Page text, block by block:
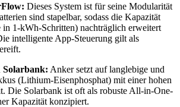
Dieses System ist für seine Modularität
sind stapelbar, sodass die Kapazität
in 1-kWh-Schritten) nachträglich erweitert
intelligente App-Steuerung gilt als
Anker setzt auf langlebige und
(Lithium-Eisenphosphat) mit einer hohen
Die Solarbank ist oft als robuste All-in-One-
Kapazität konzipiert.